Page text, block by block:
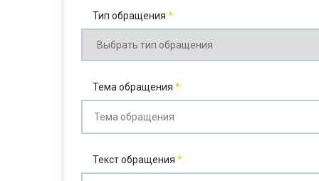
Тип обращения
Тема обращения
Текст обращения